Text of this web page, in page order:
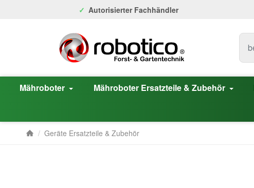
Autorisierter Fachhändler
Mähroboter Mähroboter Ersatzteile & Zubehör
/ Geräte Ersatzteile & Zubehör